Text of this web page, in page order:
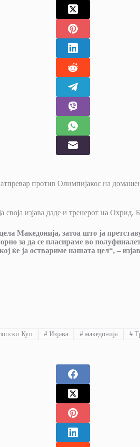
против Олимпијакос на
своја изјава даде и тренерот на Охрид,
Македонија, затоа што ја
за да се пласираме во
ќе ја оствариме нашата цел“, –
Куп # Изјава # македонија #